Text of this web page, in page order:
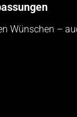
Wünschen –